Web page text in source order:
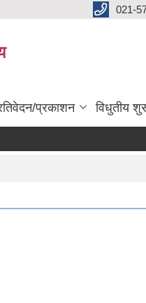
021-
प्रकाशन विधुतीय